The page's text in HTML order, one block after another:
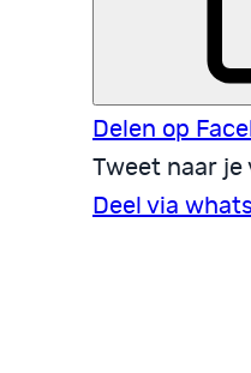
Delen op
Tweet naar je
Deel via